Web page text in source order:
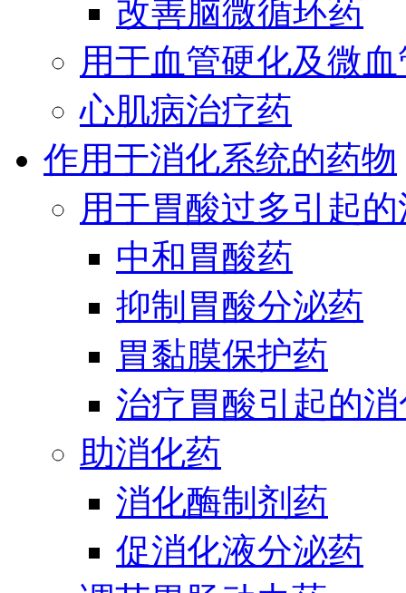
改善脑微循环药
用于血管硬化及微
心肌病治疗药
作用于消化系统的药物
用于胃酸过多引起
中和胃酸药
抑制胃酸分泌药
胃黏膜保护药
治疗胃酸引起的
助消化药
消化酶制剂药
促消化液分泌药